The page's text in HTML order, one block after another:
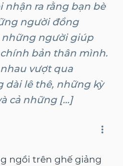
nhận ra rằng bạn bè
người đồng
những người giúp
bản thân mình.
vượt qua
dài lê thê, những kỳ
cả những […]
ngồi trên ghế giảng